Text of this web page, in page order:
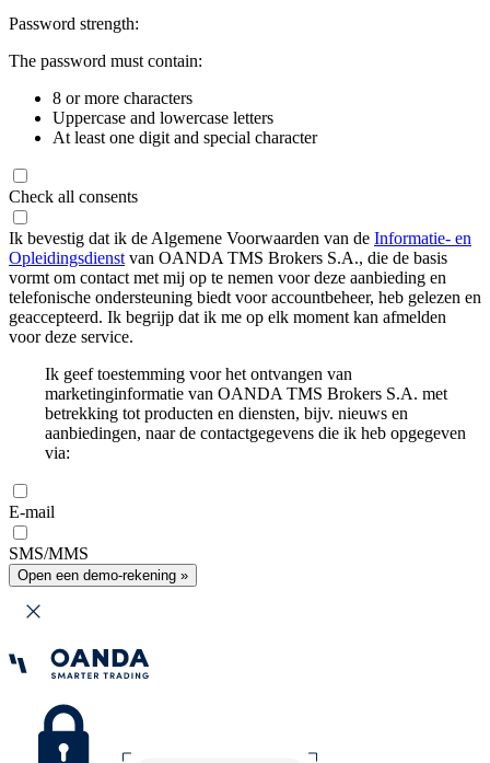
Password strength:
The password must contain:
8 or more characters
Uppercase and lowercase letters
At least one digit and special character
Check all consents
Ik bevestig dat ik de Algemene Voorwaarden van de Informatie- en
Opleidingsdienst van OANDA TMS Brokers S.A., die de basis
vormt om contact met mij op te nemen voor deze aanbieding en
telefonische ondersteuning biedt voor accountbeheer, heb gelezen en
geaccepteerd. Ik begrijp dat ik me op elk moment kan afmelden
voor deze service.
Ik geef toestemming voor het ontvangen van
marketinginformatie van OANDA TMS Brokers S.A. met
betrekking tot producten en diensten, bijv. nieuws en
aanbiedingen, naar de contactgegevens die ik heb opgegeven
via:
E-mail
SMS/MMS
Open een demo-rekening »